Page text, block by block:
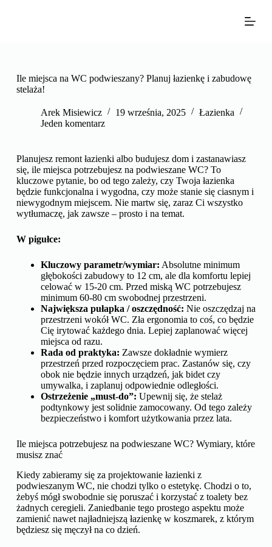
d
Ile miejsca na WC podwieszany? Planuj łazienkę i zabudowę
stelaża!
Arek Misiewicz 19 września, 2025
Łazienka
Jeden komentarz
Planujesz remont łazienki albo budujesz dom i zastanawiasz
się, ile miejsca potrzebujesz na podwieszane WC? To
kluczowe pytanie, bo od tego zależy, czy Twoja łazienka
będzie funkcjonalna i wygodna, czy może stanie się ciasnym i
niewygodnym miejscem. Nie martw się, zaraz Ci wszystko
wytłumaczę, jak zawsze – prosto i na temat.
W pigułce:
Kluczowy parametr/wymiar: Absolutne minimum
głębokości zabudowy to 12 cm, ale dla komfortu lepiej
celować w 15-20 cm. Przed miską WC potrzebujesz
minimum 60-80 cm swobodnej przestrzeni.
Największa pułapka / oszczędność: Nie oszczędzaj na
przestrzeni wokół WC. Zła ergonomia to coś, co będzie
Cię irytować każdego dnia. Lepiej zaplanować więcej
miejsca od razu.
Rada od praktyka: Zawsze dokładnie wymierz
przestrzeń przed rozpoczęciem prac. Zastanów się, czy
obok nie będzie innych urządzeń, jak bidet czy
umywalka, i zaplanuj odpowiednie odległości.
Ostrzeżenie „must-do”: Upewnij się, że stelaż
podtynkowy jest solidnie zamocowany. Od tego zależy
bezpieczeństwo i komfort użytkowania przez lata.
Ile miejsca potrzebujesz na podwieszane WC? Wymiary, które
musisz znać
Kiedy zabieramy się za projektowanie łazienki z
podwieszanym WC, nie chodzi tylko o estetykę. Chodzi o to,
żebyś mógł swobodnie się poruszać i korzystać z toalety bez
żadnych ceregieli. Zaniedbanie tego prostego aspektu może
zamienić nawet najładniejszą łazienkę w koszmarek, z którym
będziesz się męczył na co dzień.